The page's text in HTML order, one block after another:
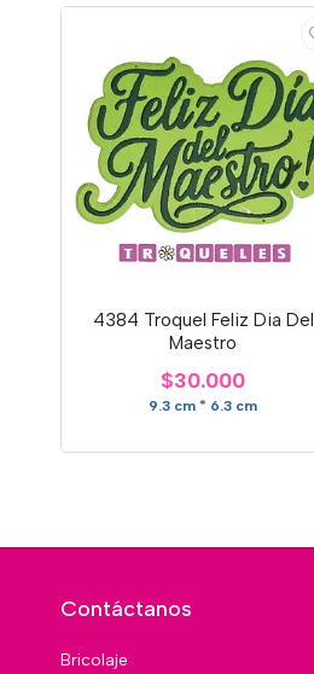
4384 Troquel Feliz Dia Del
Maestro
$30.000
9.3 cm * 6.3 cm
Contáctanos
Bricolaje